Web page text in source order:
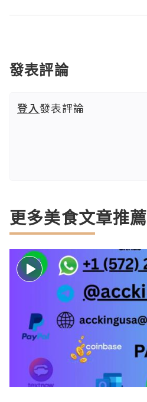
發表評論
登入發表評論
更多美食文章推薦